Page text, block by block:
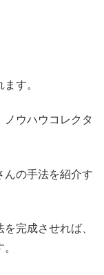
す。
ノウハウコレクタ
んの手法を紹介す
完成させれば、